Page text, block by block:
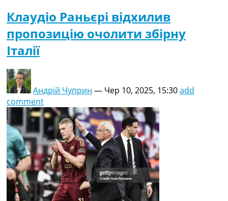
Клаудіо Раньєрі відхилив
пропозицію очолити збірну
Італії
Андрій Чуприн — Чер 10, 2025, 15:30add
comment